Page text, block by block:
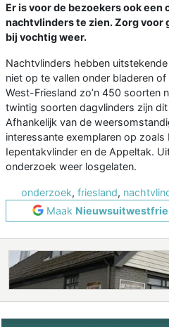
Er is voor de bezoekers ook
nachtvlinders te zien. Zorg voor
bij vochtig weer.
Nachtvlinders hebben
niet op te vallen onder bladeren
West-Friesland zo’n 450 soorten
twintig soorten dagvlinders zijn
Afhankelijk van de
interessante exemplaren op
Iepentakvlinder en de Appeltak.
onderzoek weer losgelaten.
onderzoek, friesland,
Maak